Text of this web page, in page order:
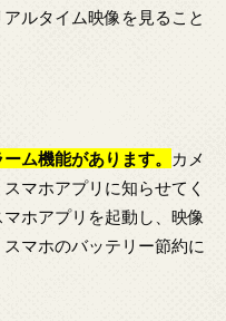
ルタイム映像を見ること
ム機能があります。
カメ
マホアプリに知らせてく
ホアプリを起動し、映像
マホのバッテリー節約に